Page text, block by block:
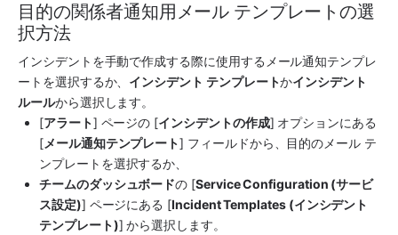
目的の関係者通知用メール テンプレートの選
択方法
インシデントを手動で作成する際に使用するメール通知テンプレ
ートを選択するか、 インシデント テンプレートかインシデント
ルールから選択します。
[アラート] ページの [インシデントの作成] オプションにある
[メール通知テンプレート] フィールドから、目的のメール テ
ンプレートを選択するか、
チームのダッシュボードの [Service Configuration (サービ
ス設定)] ページにある [Incident Templates (インシデント
テンプレート)] から選択します。